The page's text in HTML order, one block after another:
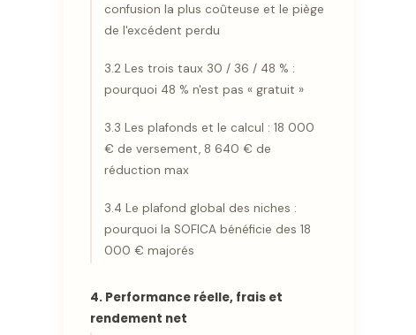
confusion la plus coûteuse et le piège
de l'excédent perdu
3.2 Les trois taux 30 / 36 / 48 % :
pourquoi 48 % n'est pas « gratuit »
3.3 Les plafonds et le calcul : 18 000
€ de versement, 8 640 € de
réduction max
3.4 Le plafond global des niches :
pourquoi la SOFICA bénéficie des 18
000 € majorés
4. Performance réelle, frais et
rendement net